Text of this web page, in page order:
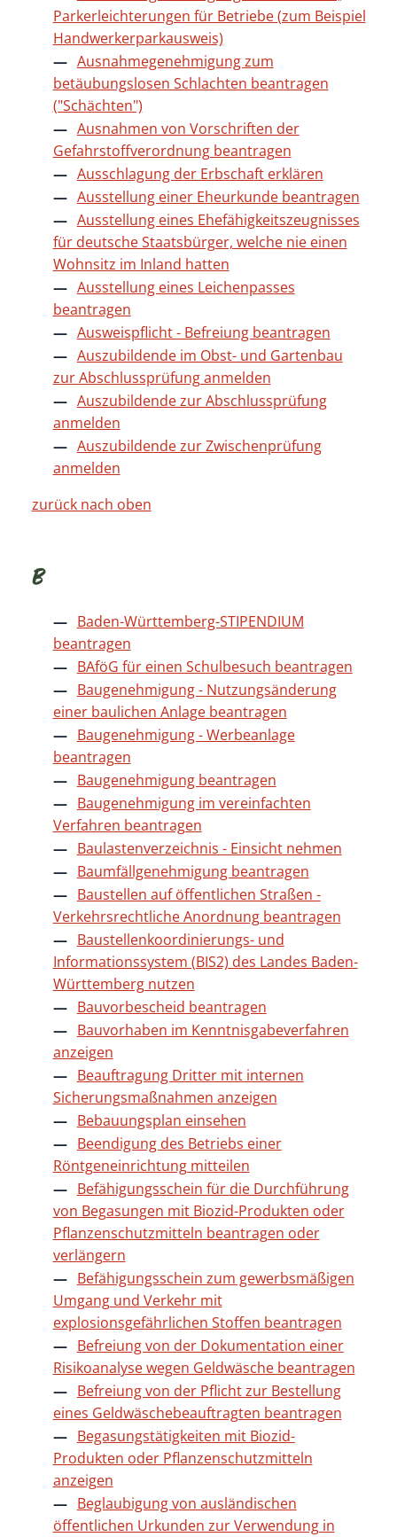
Parkerleichterungen für Betriebe (zum Beispiel
Handwerkerparkausweis)
Ausnahmegenehmigung zum
betäubungslosen Schlachten beantragen
("Schächten")
Ausnahmen von Vorschriften der
Gefahrstoffverordnung beantragen
Ausschlagung der Erbschaft erklären
Ausstellung einer Eheurkunde beantragen
Ausstellung eines Ehefähigkeitszeugnisses
für deutsche Staatsbürger, welche nie einen
Wohnsitz im Inland hatten
Ausstellung eines Leichenpasses
beantragen
Ausweispflicht - Befreiung beantragen
Auszubildende im Obst- und Gartenbau
zur Abschlussprüfung anmelden
Auszubildende zur Abschlussprüfung
anmelden
Auszubildende zur Zwischenprüfung
anmelden
zurück nach oben
B
Baden-Württemberg-STIPENDIUM
beantragen
BAföG für einen Schulbesuch beantragen
Baugenehmigung - Nutzungsänderung
einer baulichen Anlage beantragen
Baugenehmigung - Werbeanlage
beantragen
Baugenehmigung beantragen
Baugenehmigung im vereinfachten
Verfahren beantragen
Baulastenverzeichnis - Einsicht nehmen
Baumfällgenehmigung beantragen
Baustellen auf öffentlichen Straßen -
Verkehrsrechtliche Anordnung beantragen
Baustellenkoordinierungs- und
Informationssystem (BIS2) des Landes Baden-
Württemberg nutzen
Bauvorbescheid beantragen
Bauvorhaben im Kenntnisgabeverfahren
anzeigen
Beauftragung Dritter mit internen
Sicherungsmaßnahmen anzeigen
Bebauungsplan einsehen
Beendigung des Betriebs einer
Röntgeneinrichtung mitteilen
Befähigungsschein für die Durchführung
von Begasungen mit Biozid-Produkten oder
Pflanzenschutzmitteln beantragen oder
verlängern
Befähigungsschein zum gewerbsmäßigen
Umgang und Verkehr mit
explosionsgefährlichen Stoffen beantragen
Befreiung von der Dokumentation einer
Risikoanalyse wegen Geldwäsche beantragen
Befreiung von der Pflicht zur Bestellung
eines Geldwäschebeauftragten beantragen
Begasungstätigkeiten mit Biozid-
Produkten oder Pflanzenschutzmitteln
anzeigen
Beglaubigung von ausländischen
öffentlichen Urkunden zur Verwendung in